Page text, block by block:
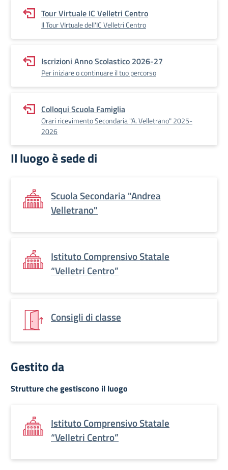
Tour Virtuale IC Velletri Centro
Il Tour VIrtuale dell'IC Velletri Centro
Iscrizioni Anno Scolastico 2026-27
Per iniziare o continuare il tuo percorso
Colloqui Scuola Famiglia
Orari ricevimento Secondaria "A. Velletrano" 2025-
2026
Il luogo è sede di
Scuola Secondaria "Andrea
Velletrano"
Istituto Comprensivo Statale
“Velletri Centro”
Consigli di classe
Gestito da
Strutture che gestiscono il luogo
Istituto Comprensivo Statale
“Velletri Centro”